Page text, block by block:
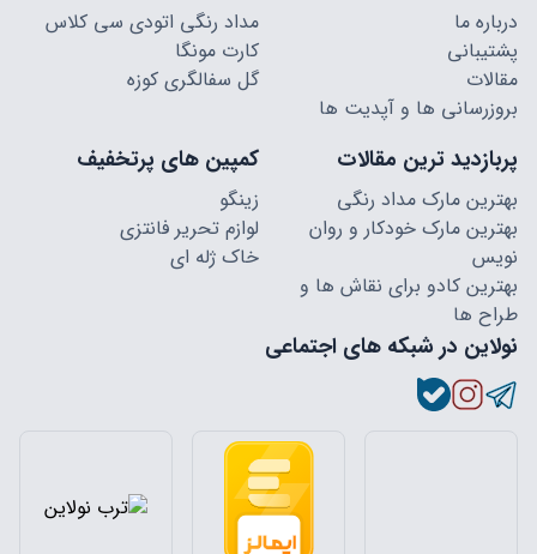
درباره ما
پشتیبانی
مقالات
بروزرسانی ها و آپدیت ها
مداد رنگی اتودی سی کلاس
کارت مونگا
گل سفالگری کوزه
پربازدید ترین مقالات
بهترین مارک مداد رنگی
بهترین مارک خودکار و روان
نویس
بهترین کادو برای نقاش ها و
طراح ها
کمپین های پرتخفیف
زینگو
لوازم تحریر فانتزی
خاک ژله ای
نولاین در شبکه های اجتماعی